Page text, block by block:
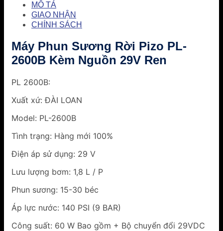
MÔ TẢ
GIAO NHẬN
CHÍNH SÁCH
Máy Phun Sương Rời Pizo PL-
2600B Kèm Nguồn 29V Ren
PL 2600B:
Xuất xứ: ĐÀI LOAN
Model: PL-2600B
Tình trạng: Hàng mới 100%
Điện áp sử dụng: 29 V
Lưu lượng bơm: 1,8 L / P
Phun sương: 15-30 béc
Áp lực nước: 140 PSI (9 BAR)
Công suất: 60 W Bao gồm + Bộ chuyển đổi 29VDC